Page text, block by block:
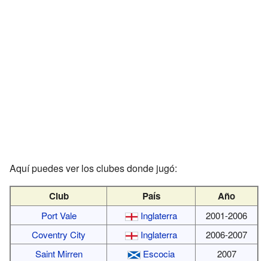
Aquí puedes ver los clubes donde jugó:
Club País Año
Port Vale Inglaterra
2001-2006
Coventry City
Inglaterra
2006-2007
Saint Mirren
Escocia
2007